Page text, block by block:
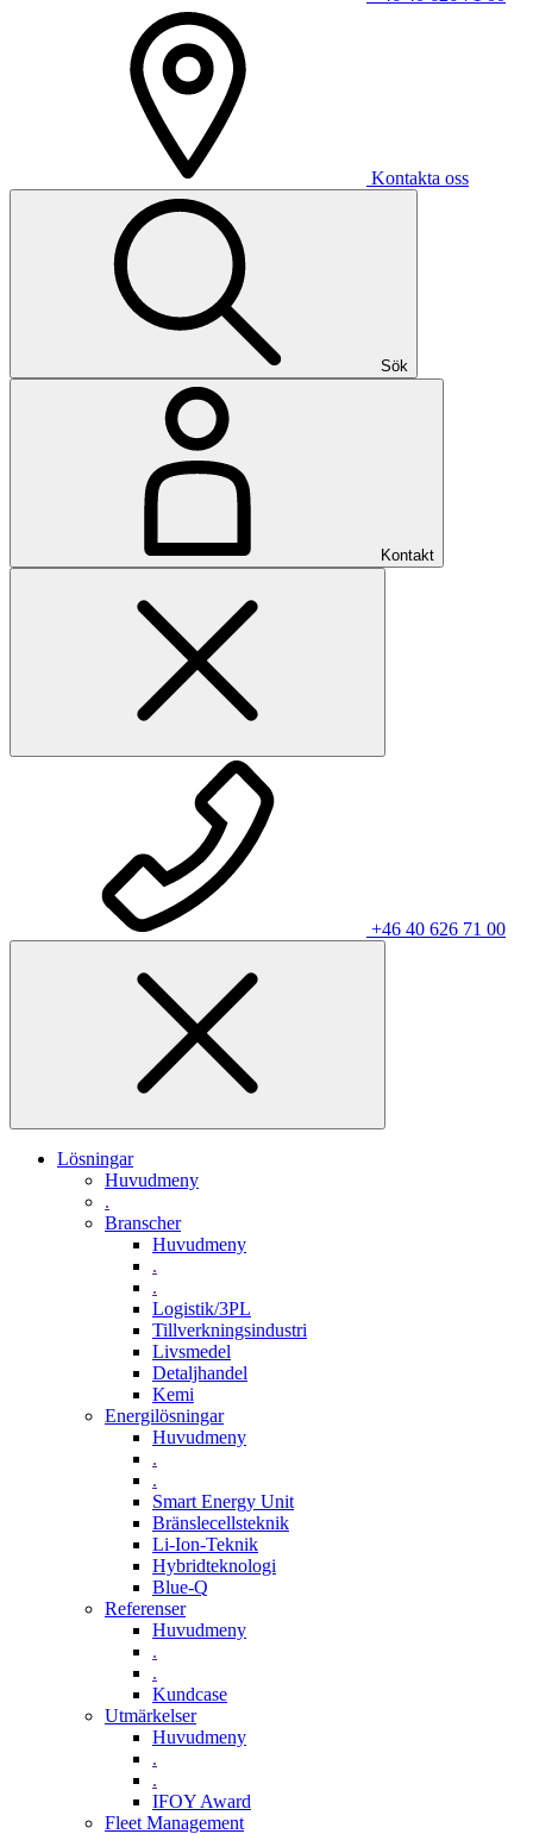
Kontakta oss
Sök
Kontakt
+46 40 626 71 00
Lösningar
Huvudmeny
.
Branscher
Huvudmeny
.
.
Logistik/3PL
Tillverkningsindustri
Livsmedel
Detaljhandel
Kemi
Energilösningar
Huvudmeny
.
.
Smart Energy Unit
Bränslecellsteknik
Li-Ion-Teknik
Hybridteknologi
Blue-Q
Referenser
Huvudmeny
.
.
Kundcase
Utmärkelser
Huvudmeny
.
.
IFOY Award
Fleet Management